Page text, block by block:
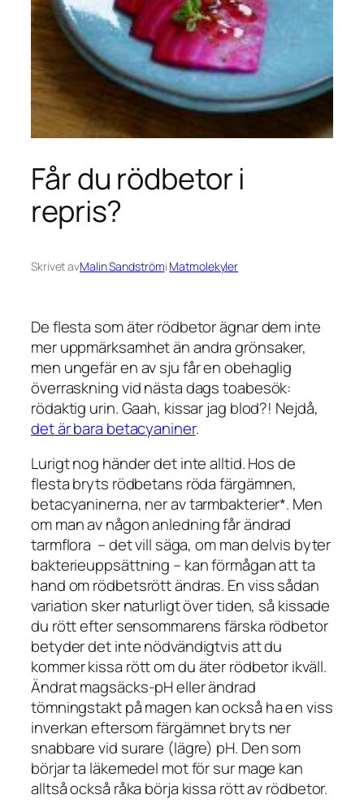
Får du rödbetor i
repris?
Skrivet avMalin Sandströmi Matmolekyler
De flesta som äter rödbetor ägnar dem inte
mer uppmärksamhet än andra grönsaker,
men ungefär en av sju får en obehaglig
överraskning vid nästa dags toabesök:
rödaktig urin. Gaah, kissar jag blod?! Nejdå,
det är bara betacyaniner.
Lurigt nog händer det inte alltid. Hos de
flesta bryts rödbetans röda färgämnen,
betacyaninerna, ner av tarmbakterier*. Men
om man av någon anledning får ändrad
tarmflora – det vill säga, om man delvis byter
bakterieuppsättning – kan förmågan att ta
hand om rödbetsrött ändras. En viss sådan
variation sker naturligt över tiden, så kissade
du rött efter sensommarens färska rödbetor
betyder det inte nödvändigtvis att du
kommer kissa rött om du äter rödbetor ikväll.
Ändrat magsäcks-pH eller ändrad
tömningstakt på magen kan också ha en viss
inverkan eftersom färgämnet bryts ner
snabbare vid surare (lägre) pH. Den som
börjar ta läkemedel mot för sur mage kan
alltså också råka börja kissa rött av rödbetor.